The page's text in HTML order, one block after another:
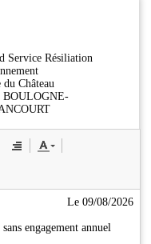
Service Résiliation
du Château
BOULOGNE-